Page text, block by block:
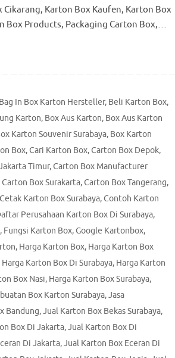
Karton Box Kaufen, Karton Box
Box Products, Packaging Carton Box,…
Bag In Box Karton Hersteller, Beli Karton Box,
Karton, Box Aus Karton, Box Aus Karton
Karton Souvenir Surabaya, Box Karton
Box,Cari Karton Box,Carton Box Depok,
Timur,Carton Box Manufacturer
Carton Box Surakarta,Carton Box Tangerang,
Cetak Karton Box Surabaya,Contoh Karton
Perusahaan Karton Box Di Surabaya,
, Fungsi Karton Box,Google Kartonbox,
, Harga Karton Box, Harga Karton Box
Harga Karton Box Di Surabaya, Harga Karton
Box Nasi, Harga Karton Box Surabaya,
Box Karton Surabaya,Jasa
Bandung,Jual Karton Box Bekas Surabaya,
Box Di Jakarta,Jual Karton Box Di
Di Jakarta,Jual Karton Box Eceran Di